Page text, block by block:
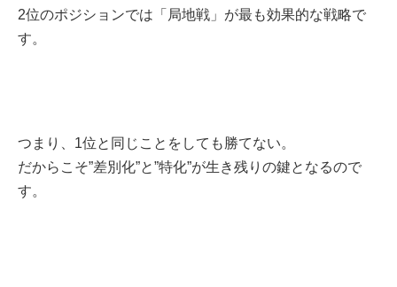
2位のポジションでは「局地戦」が最も効果的な戦略で
す。
つまり、1位と同じことをしても勝てない。
だからこそ”差別化”と”特化”が生き残りの鍵となるので
す。